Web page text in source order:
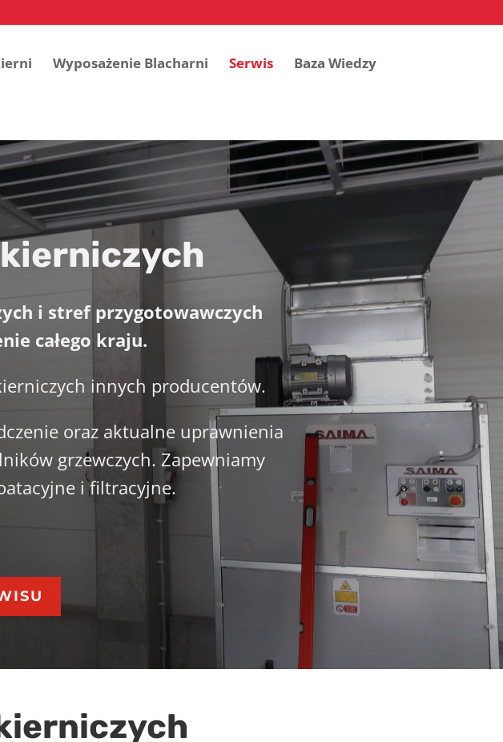
Wyposażenie Blacharni Serwis Baza Wiedzy
i stref przygotowawczych
całego kraju.
innych producentów.
oraz aktualne uprawnienia
grzewczych. Zapewniamy
i filtracyjne.